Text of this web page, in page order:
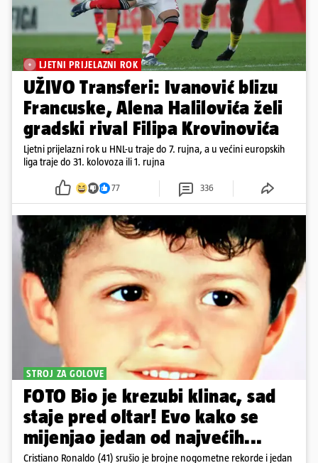
LJETNI PRIJELAZNI ROK
UŽIVO Transferi: Ivanović blizu
Francuske, Alena Halilovića želi
gradski rival Filipa Krovinovića
Ljetni prijelazni rok u HNL-u traje do 7. rujna, a u većini europskih
liga traje do 31. kolovoza ili 1. rujna
77 336
STROJ ZA GOLOVE
FOTO Bio je krezubi klinac, sad
staje pred oltar! Evo kako se
mijenjao jedan od najvećih...
Cristiano Ronaldo (41) srušio je brojne nogometne rekorde i jedan